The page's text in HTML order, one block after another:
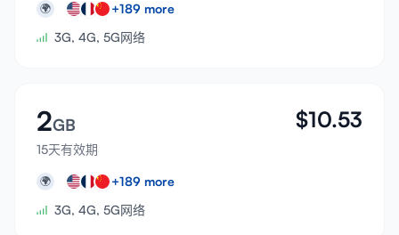
🌍 +189 more
3G, 4G, 5G网络
2GB
15天有效期
$10.53
🌍 +189 more
3G, 4G, 5G网络